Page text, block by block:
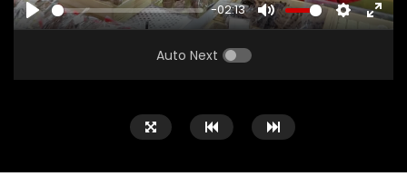
PLAY
-02:13
MUTE SETTINGS
Auto Next